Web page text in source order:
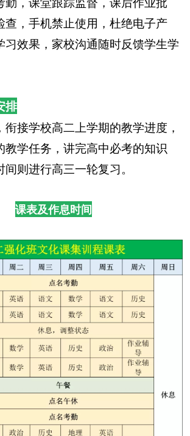
查，手机禁止使用，杜绝电子产
习效果，家校沟通随时反馈学生学
排
接学校高二上学期的教学进度，
教学任务，讲完高中必考的知识
则进行高三一轮复习。
课表及作息时间